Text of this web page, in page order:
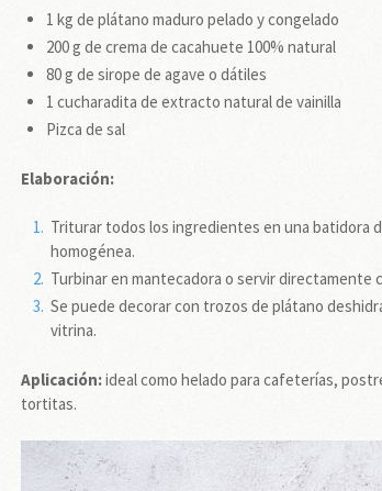
1 kg de plátano maduro pelado y congelado
200 g de crema de cacahuete 100% natural
80 g de sirope de agave o dátiles
1 cucharadita de extracto natural de vainilla
Pizca de sal
Elaboración:
Triturar todos los ingredientes en una batidora
homogénea.
Turbinar en mantecadora o servir directamente
Se puede decorar con trozos de plátano
vitrina.
Aplicación:ideal como helado para cafeterías,
tortitas.